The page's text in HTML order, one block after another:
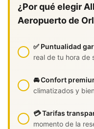
¿Por qué elegir
Aeropuerto de
✅ Puntualidad
real de tu hora de
🚘 Confort
climatizados y
💳 Tarifas
momento de la